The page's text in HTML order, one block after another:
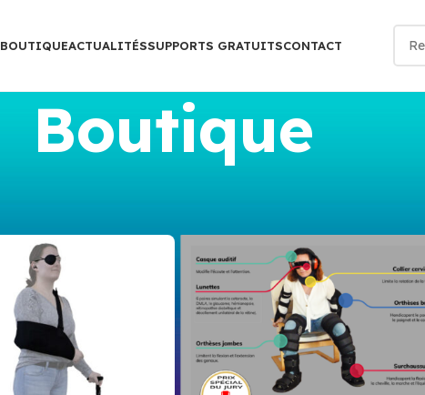
BOUTIQUEACTUALITÉSSUPPORTS GRATUITSCONTACT
Boutique